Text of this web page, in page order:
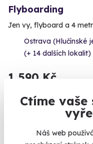
Ctíme
Náš web
Flyboarding
Jen vy, flyboard a 4
Ostrava (Hlučínské
(+ 14 dalších lokalit)
1 590 Kč
Volný termín už 09.